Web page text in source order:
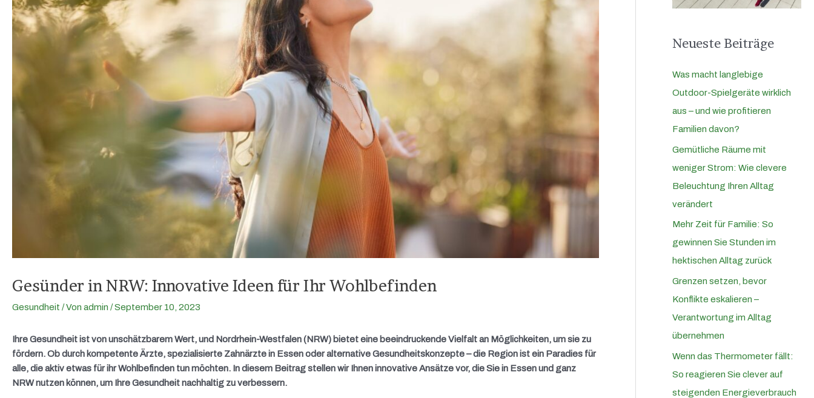
Gesünder in NRW: Innovative Ideen für Ihr Wohlbefinden
Gesundheit / Von admin /September 10, 2023
Ihre Gesundheit ist von unschätzbarem Wert, und Nordrhein-Westfalen (NRW) bietet eine beeindruckende Vielfalt an Möglichkeiten, um sie zu
fördern. Ob durch kompetente Ärzte, spezialisierte Zahnärzte in Essen oder alternative Gesundheitskonzepte – die Region ist ein Paradies für
alle, die aktiv etwas für ihr Wohlbefinden tun möchten. In diesem Beitrag stellen wir Ihnen innovative Ansätze vor, die Sie in Essen und ganz
NRW nutzen können, um Ihre Gesundheit nachhaltig zu verbessern.
hNeueste Beiträge
Was macht langlebige
Outdoor-Spielgeräte wirklich
aus – und wie profitieren
Familien davon?
Gemütliche Räume mit
weniger Strom: Wie clevere
Beleuchtung Ihren Alltag
verändert
Mehr Zeit für Familie: So
gewinnen Sie Stunden im
hektischen Alltag zurück
Grenzen setzen, bevor
Konflikte eskalieren –
Verantwortung im Alltag
übernehmen
Wenn das Thermometer fällt:
So reagieren Sie clever auf
steigenden Energieverbrauch